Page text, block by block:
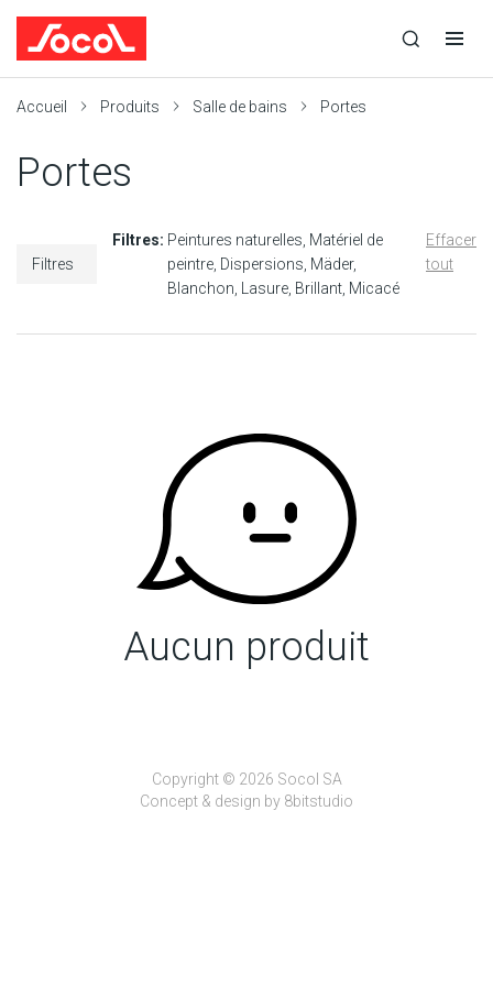
recherche
recherche
navigation
Accueil Produits Salle de bains Portes
Portes
Filtres
Filtres: Peintures naturelles Matériel de
peintre Dispersions Mäder
Blanchon
Lasure Brillant Micacé
Effacer
tout
Aucun produit
Copyright © 2026 Socol SA
Concept & design by 8bitstudio